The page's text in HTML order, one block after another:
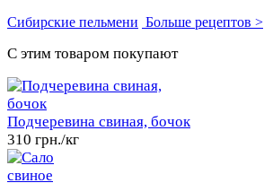
Сибирские пельмени Больше рецептов >
C этим товаром покупают
Подчеревина свиная, бочок
310 грн./кг